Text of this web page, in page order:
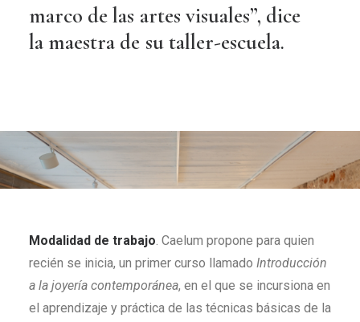
marco delas artes visuales”, dice
la maestra de sutaller-escuela.
Modalidad de trabajo. Caelum propone para quien
recién se inicia, un primer curso llamado Introducción
a la joyería contemporánea, en el que se incursiona en
el aprendizaje y práctica de las técnicas básicas de la